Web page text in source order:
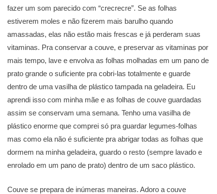
fazer um som parecido com “crecrecre”. Se as folhas
estiverem moles e não fizerem mais barulho quando
amassadas, elas não estão mais frescas e já perderam suas
vitaminas. Pra conservar a couve, e preservar as vitaminas por
mais tempo, lave e envolva as folhas molhadas em um pano de
prato grande o suficiente pra cobri-las totalmente e guarde
dentro de uma vasilha de plástico tampada na geladeira. Eu
aprendi isso com minha mãe e as folhas de couve guardadas
assim se conservam uma semana. Tenho uma vasilha de
plástico enorme que comprei só pra guardar legumes-folhas
mas como ela não é suficiente pra abrigar todas as folhas que
dormem na minha geladeira, guardo o resto (sempre lavado e
enrolado em um pano de prato) dentro de um saco plástico.
Couve se prepara de inúmeras maneiras. Adoro a couve